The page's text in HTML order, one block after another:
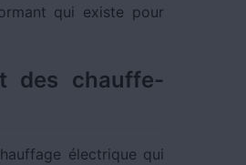
qui existe pour
des chauffe-
électrique qui